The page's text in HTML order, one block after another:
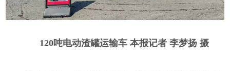
120吨电动渣罐运输车 本报记者 李梦扬 摄